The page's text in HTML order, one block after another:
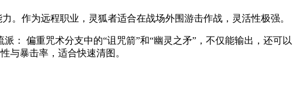
。作为远程职业，灵狐者适合在战场外围游击作战，灵活性极强。
： 偏重咒术分支中的“诅咒箭”和“幽灵之矛”，不仅能输出，还可以
与暴击率，适合快速清图。